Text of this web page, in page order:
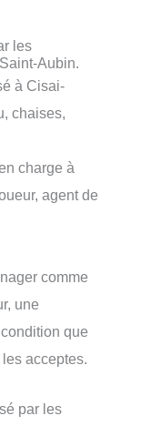
les
Aubin.
à Cisai-
chaises,
charge à
agent de
comme
une
que
acceptes.
par les